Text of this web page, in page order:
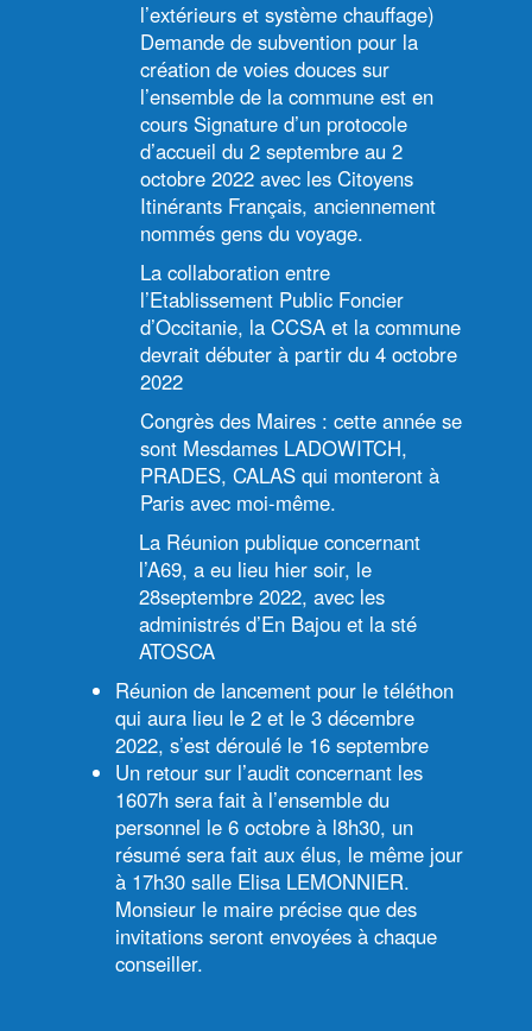
l’extérieurs et système chauffage)
Demande de subvention pour la
création de voies douces sur
l’ensemble de la commune est en
cours Signature d’un protocole
d’accueil du 2 septembre au 2
octobre 2022 avec les Citoyens
Itinérants Français, anciennement
nommés gens du voyage.
La collaboration entre
l’Etablissement Public Foncier
d’Occitanie, la CCSA et la commune
devrait débuter à partir du 4 octobre
2022
Congrès des Maires : cette année se
sont Mesdames LADOWITCH,
PRADES, CALAS qui monteront à
Paris avec moi-même.
La Réunion publique concernant
l’A69, a eu lieu hier soir, le
28septembre 2022, avec les
administrés d’En Bajou et la sté
ATOSCA
Réunion de lancement pour le téléthon
qui aura lieu le 2 et le 3 décembre
2022, s’est déroulé le 16 septembre
Un retour sur l’audit concernant les
1607h sera fait à l’ensemble du
personnel le 6 octobre à l8h30, un
résumé sera fait aux élus, le même jour
à 17h30 salle Elisa LEMONNIER.
Monsieur le maire précise que des
invitations seront envoyées à chaque
conseiller.